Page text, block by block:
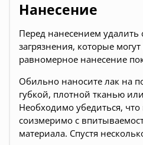
Нанесение
Перед нанесением
загрязнения, которые
равномерное нанесение
Обильно наносите лак на
губкой, плотной тканью
Необходимо убедиться,
соизмеримо с
материала. Спустя